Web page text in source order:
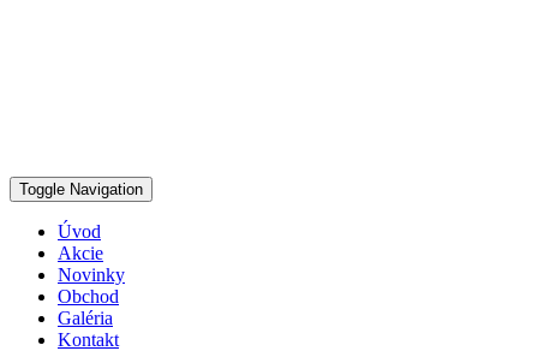
Toggle Navigation
Úvod
Akcie
Novinky
Obchod
Galéria
Kontakt